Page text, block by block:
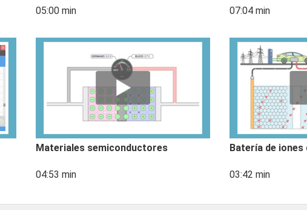
05:00 min
07:04 min
Materiales semiconductores
04:53 min
Batería de iones
03:42 min